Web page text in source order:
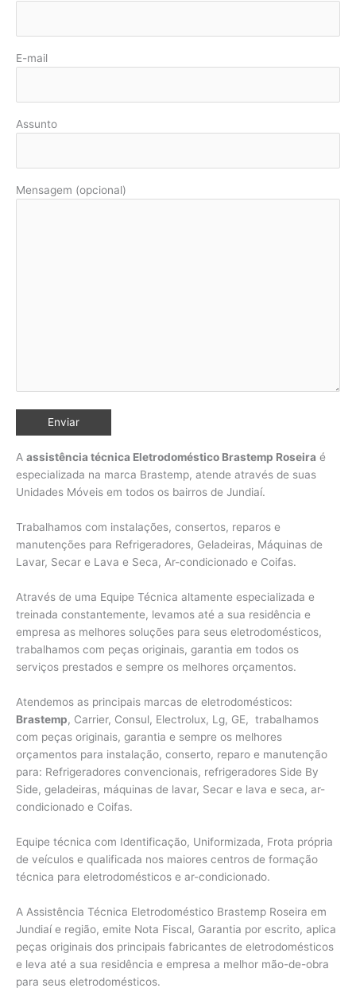
E-mail
Assunto
Mensagem (opcional)
A assistência técnica Eletrodoméstico Brastemp Roseira é
especializada na marca Brastemp, atende através de suas
Unidades Móveis em todos os bairros de Jundiaí.
Trabalhamos com instalações, consertos, reparos e
manutenções para Refrigeradores, Geladeiras, Máquinas de
Lavar, Secar e Lava e Seca, Ar-condicionado e Coifas.
Através de uma Equipe Técnica altamente especializada e
treinada constantemente, levamos até a sua residência e
empresa as melhores soluções para seus eletrodomésticos,
trabalhamos com peças originais, garantia em todos os
serviços prestados e sempre os melhores orçamentos.
Atendemos as principais marcas de eletrodomésticos:
Brastemp, Carrier, Consul, Electrolux, Lg, GE, trabalhamos
com peças originais, garantia e sempre os melhores
orçamentos para instalação, conserto, reparo e manutenção
para: Refrigeradores convencionais, refrigeradores Side By
Side, geladeiras, máquinas de lavar, Secar e lava e seca, ar-
condicionado e Coifas.
Equipe técnica com Identificação, Uniformizada, Frota própria
de veículos e qualificada nos maiores centros de formação
técnica para eletrodomésticos e ar-condicionado.
A Assistência Técnica Eletrodoméstico Brastemp Roseira em
Jundiaí e região, emite Nota Fiscal, Garantia por escrito, aplica
peças originais dos principais fabricantes de eletrodomésticos
e leva até a sua residência e empresa a melhor mão-de-obra
para seus eletrodomésticos.